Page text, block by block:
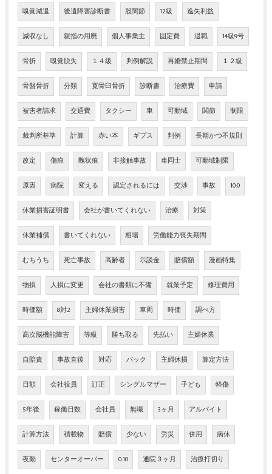
嗅覚減退 後遺障害診断書 股関節 12級 逸失利益
減収なし 親指の用廃 個人事業主 固定費 退職 14級9号
骨折 嗅覚脱失 １４級 判例解説 再婚禁止期間 １２級
骨盤骨折 分類 寛骨臼骨折 診断書 治療費 申請
被害者請求 交通費 タクシー 車 可動域 関節 制限
裁判所基準 計算 赤い本 ギプス 判例 長期かつ不規則
改定 傷痕 醜状痕 非接触事故 車同士 可動域制限
原因 病院 変える 認定されるには 交渉 事故 10:0
休業損害証明書 会社が書いてくれない 治療 対策
休業補償 書いてくれない 相場 労働能力喪失期間
むちうち 死亡事故 高齢者 示談金 賠償額 漫画特集
物損 人損に変更 会社の書類に不備 就業予定 修理費用
時価額 8対2 主婦休業損害 車両 時価 調べ方
高次脳機能障害 等級 勝ち取る 先払い 主婦休業
自賠責 事故直後 対応 バック 主婦休損 算定方法
日額 会社役員 訂正 シングルマザー 子ども 軽傷
5年後 稼働日数 会社員 無職 3ヶ月 アルバイト
計算方法 積載物 賠償 少ない 労災 併用 病休
夜勤 センターオーバー 0:10 通院３ヶ月 治療打切り